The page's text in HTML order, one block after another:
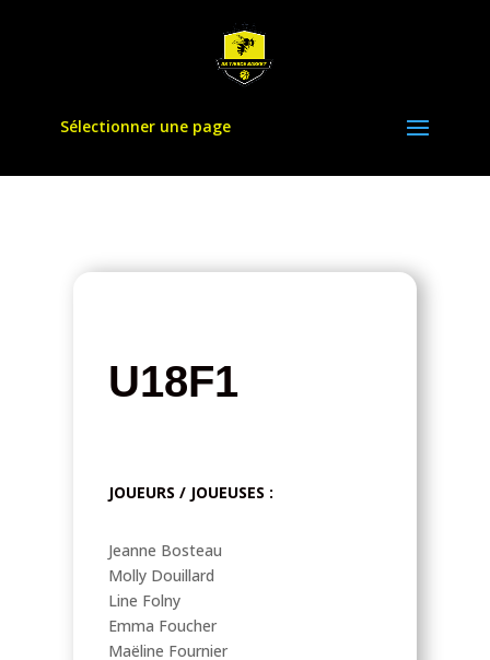
Sélectionner une page
U18F1
JOUEURS / JOUEUSES :
Jeanne Bosteau
Molly Douillard
Line Folny
Emma Foucher
Maëline Fournier